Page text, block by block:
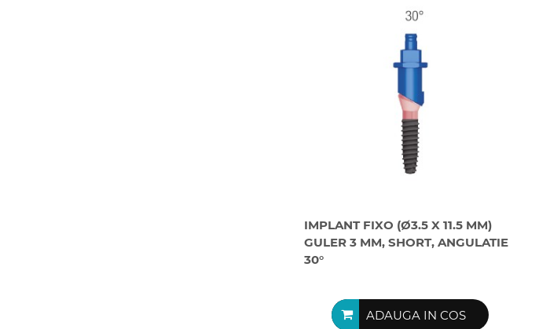
IMPLANT FIXO (Ø3.5 X 11.5 MM)
GULER 3 MM, SHORT, ANGULATIE
30°
ADAUGA IN COS